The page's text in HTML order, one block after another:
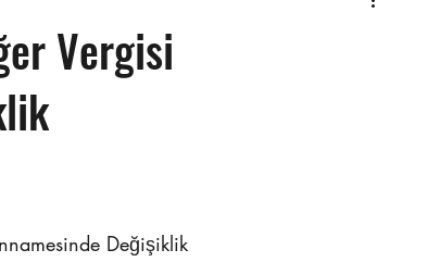
Vergisi
Değişiklik